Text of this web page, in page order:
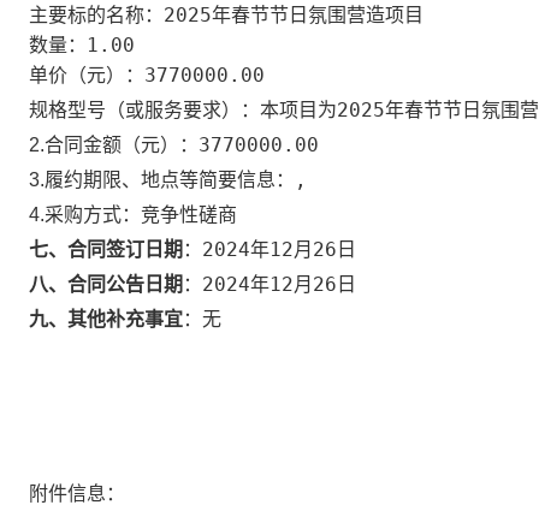
主要标的名称： 2025年春节节日氛围营造项目
数量： 1.00
单价（元）： 3770000.00
规格型号（或服务要求）： 本项目为2025年春节节日氛围
2.合同金额（元）： 3770000.00
3.履约期限、地点等简要信息： ,
4.采购方式： 竞争性磋商
七、合同签订日期 ： 2024年12月26日
八、合同公告日期 ： 2024年12月26日
九、其他补充事宜： 无
附件信息：